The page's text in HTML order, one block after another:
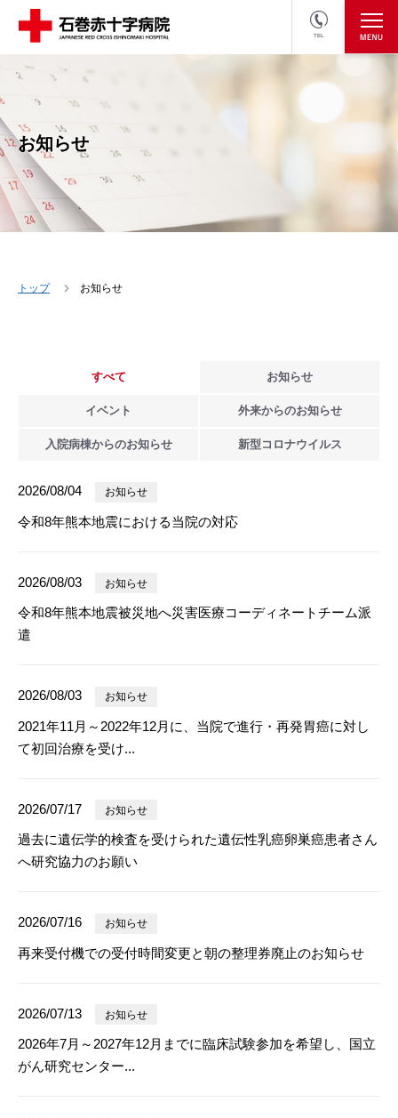
TEL
医療関係者の方
お知らせ
トップ お知らせ
すべて お知らせ
イベント 外来からのお知らせ
入院病棟からのお知らせ 新型 コロナウイルス
2026/08/04 お知らせ
令和8年熊本地震における当院の対応
2026/08/03 お知らせ
令和8年熊本地震被災地へ災害医療コーディネートチーム派
遣
2026/08/03 お知らせ
2021年11月～2022年12月に、当院で進行・再発胃癌に対し
て初回治療を受け...
2026/07/17 お知らせ
過去に遺伝学的検査を受けられた遺伝性乳癌卵巣癌患者さん
へ研究協力のお願い
2026/07/16 お知らせ
再来受付機での受付時間変更と朝の整理券廃止のお知らせ
2026/07/13 お知らせ
2026年7月～2027年12月までに臨床試験参加を希望し、国立
がん研究センター...